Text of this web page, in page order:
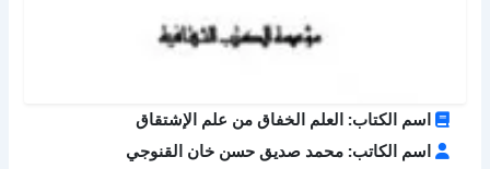
اسم الكتاب: العلم الخفاق من علم الإشتقاق
اسم الكاتب: محمد صديق حسن خان القنوجي